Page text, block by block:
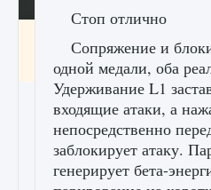
9 августа 2024 1
Стоп отлично
Сопряжение и
одной медали, оба
Удерживание L1
входящие атаки, а
непосредственно
заблокирует атаку.
генерирует бета-